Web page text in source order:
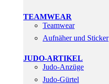
TEAMWEAR
Teamwear
Aufnäher und Sticker
JUDO-ARTIKEL
Judo-Anzüge
Judo-Gürtel